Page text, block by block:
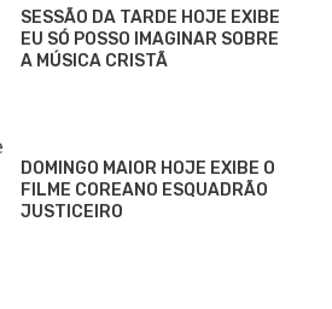
SESSÃO DA TARDE HOJE EXIBE
EU SÓ POSSO IMAGINAR SOBRE
A MÚSICA CRISTÃ
DOMINGO MAIOR HOJE EXIBE O
FILME COREANO ESQUADRÃO
JUSTICEIRO